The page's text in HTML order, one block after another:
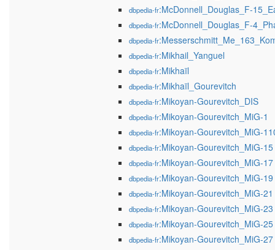
dbpedia-fr:McDonnell_Douglas_F-
dbpedia-fr:McDonnell_Douglas_F-
dbpedia-fr
dbpedia-fr:Mikhail_Yanguel
dbpedia-fr:Mikhaïl
dbpedia-fr:Mikhaïl_Gourevitch
dbpedia-fr:Mikoyan-Gourevitch_DIS
dbpedia-fr:Mikoyan-Gourevitch_MiG-1
dbpedia-fr:Mikoyan-Gourevitch_MiG-
dbpedia-fr:Mikoyan-Gourevitch_MiG-15
dbpedia-fr:Mikoyan-Gourevitch_MiG-17
dbpedia-fr:Mikoyan-Gourevitch_MiG-19
dbpedia-fr:Mikoyan-Gourevitch_MiG-21
dbpedia-fr:Mikoyan-Gourevitch_MiG-23
dbpedia-fr:Mikoyan-Gourevitch_MiG-25
dbpedia-fr:Mikoyan-Gourevitch_MiG-27